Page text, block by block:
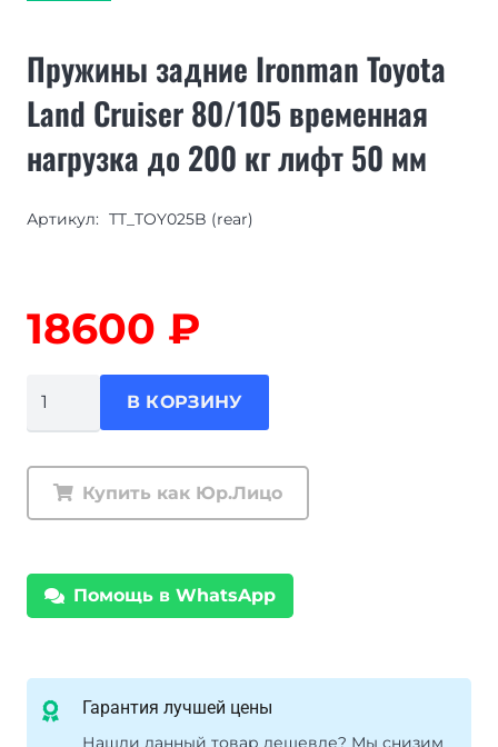
Пружины задние Ironman Toyota
Land Cruiser 80/105 временная
нагрузка до 200 кг лифт 50 мм
Артикул: TT_TOY025B (rear)
18600 ₽
задние
Ironman
Land
Cruiser
нагрузка
В КОРЗИНУ
Купить как Юр.Лицо
Помощь в WhatsApp
Гарантия лучшей цены
Нашли данный товар дешевле? Мы снизим